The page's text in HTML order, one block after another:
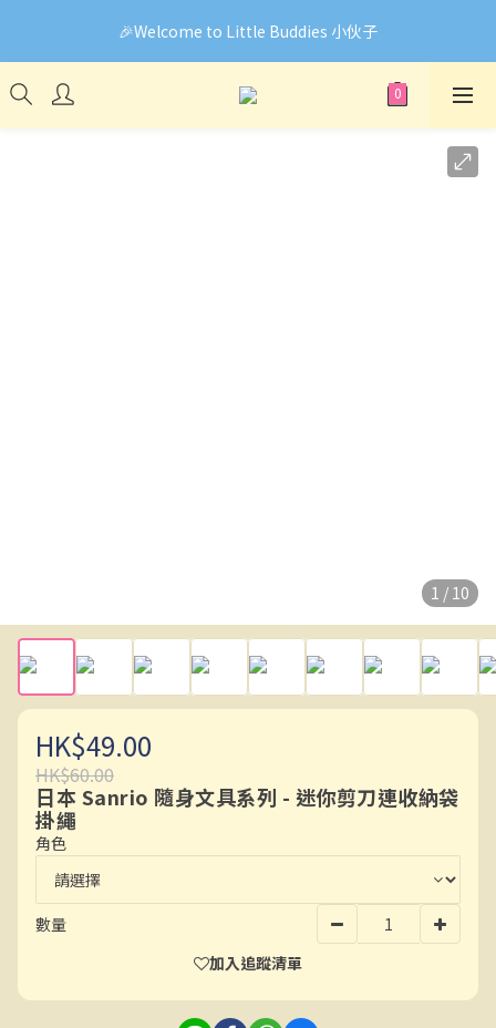
🎉Welcome to Little Buddies 小伙子
🎉Welcome to Little Buddies 小伙子
網頁系統升級中，部份貨品價錢未能正確顯示🙏下單前可先
Facebook Messenger與我們聯絡❤️
1 / 10
HK$49.00
HK$60.00
日本 Sanrio 隨身文具系列 - 迷你剪刀連收納袋
掛繩
角色
數量
加入追蹤清單